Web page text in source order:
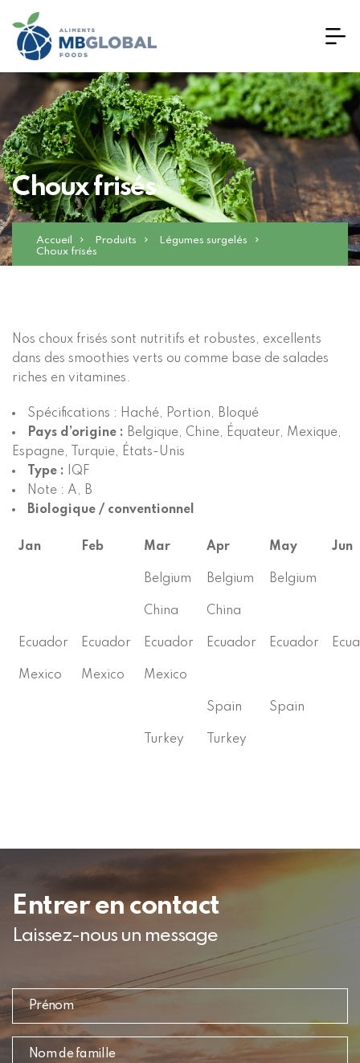
Choux frisés
Accueil Produits
Légumes surgelés
Choux frisés
Nos choux frisés sont nutritifs et robustes, excellents
dans des smoothies verts ou comme base de salades
riches en vitamines.
Spécifications : Haché, Portion, Bloqué
Pays d’origine : Belgique, Chine, Équateur, Mexique,
Espagne, Turquie, États-Unis
Type :
IQF
Note : A, B
Biologique / conventionnel
Jan Feb Mar Apr May Jun
Belgium Belgium Belgium
China China
Ecuador Ecuador Ecuador Ecuador Ecuador
Mexico Mexico Mexico
Spain Spain
Turkey Turkey
Entrer en contact
Laissez-nous un message